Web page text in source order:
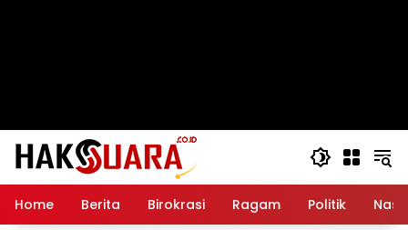
Home Berita Birokrasi Ragam Politik